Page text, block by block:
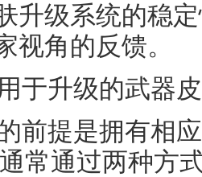
升级系统的稳
视角的反馈。
于升级的武器
前提是拥有相
常通过两种方